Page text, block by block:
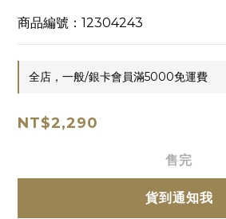
商品編號：12304243
全店，一般/銀卡會員滿5000免運費
NT$2,290
售完
貨到通知我